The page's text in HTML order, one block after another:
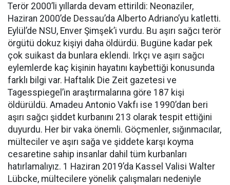
Terör 2000’li yıllarda devam ettirildi: Neonaziler,
Haziran 2000’de Dessau’da Alberto Adriano’yu katletti.
Eylül’de NSU, Enver Şimşek’i vurdu. Bu aşırı sağcı terör
örgütü dokuz kişiyi daha öldürdü. Bugüne kadar pek
çok suikast da bunlara eklendi. Irkçı ve aşırı sağcı
eylemlerde kaç kişinin hayatını kaybettiği konusunda
farklı bilgi var. Haftalık Die Zeit gazetesi ve
Tagesspiegel’in araştırmalarına göre 187 kişi
öldürüldü. Amadeu Antonio Vakfı ise 1990’dan beri
aşırı sağcı şiddet kurbanını 213 olarak tespit ettiğini
duyurdu. Her bir vaka önemli. Göçmenler, sığınmacılar,
mülteciler ve aşırı sağa ve şiddete karşı koyma
cesaretine sahip insanlar dahil tüm kurbanları
hatırlamalıyız. 1 Haziran 2019’da Kassel Valisi Walter
Lübcke, mültecilere yönelik çalışmaları nedeniyle